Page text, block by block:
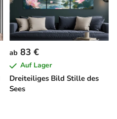
Dreiteiliges Bild Stille des
Sees
ab 83 €
Auf Lager